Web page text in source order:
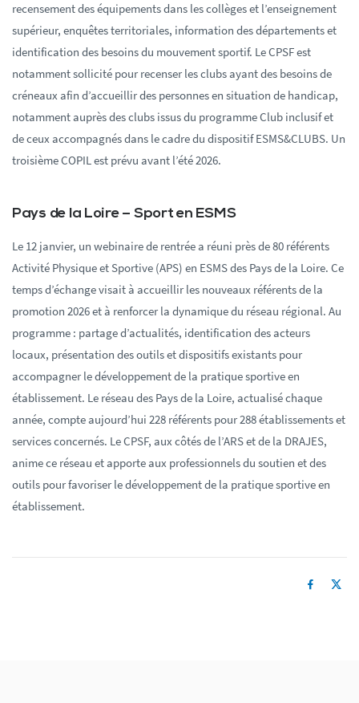
recensement des équipements dans les collèges et l’enseignement
supérieur, enquêtes territoriales, information des départements et
identification des besoins du mouvement sportif. Le CPSF est
notamment sollicité pour recenser les clubs ayant des besoins de
créneaux afin d’accueillir des personnes en situation de handicap,
notamment auprès des clubs issus du programme Club inclusif et
de ceux accompagnés dans le cadre du dispositif ESMS&CLUBS. Un
troisième COPIL est prévu avant l’été 2026.
Pays de la Loire – Sport en ESMS
Le 12 janvier, un webinaire de rentrée a réuni près de 80 référents
Activité Physique et Sportive (APS) en ESMS des Pays de la Loire. Ce
temps d’échange visait à accueillir les nouveaux référents de la
promotion 2026 et à renforcer la dynamique du réseau régional. Au
programme : partage d’actualités, identification des acteurs
locaux, présentation des outils et dispositifs existants pour
accompagner le développement de la pratique sportive en
établissement. Le réseau des Pays de la Loire, actualisé chaque
année, compte aujourd’hui 228 référents pour 288 établissements et
services concernés. Le CPSF, aux côtés de l’ARS et de la DRAJES,
anime ce réseau et apporte aux professionnels du soutien et des
outils pour favoriser le développement de la pratique sportive en
établissement.